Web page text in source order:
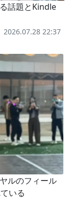
話題とKindle
2026.07.28 22:37
ルのフィール
いる